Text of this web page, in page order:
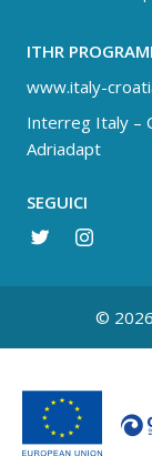
ITHR
www.italy-
Interreg Italy –
Adriadapt
SEGUICI
©